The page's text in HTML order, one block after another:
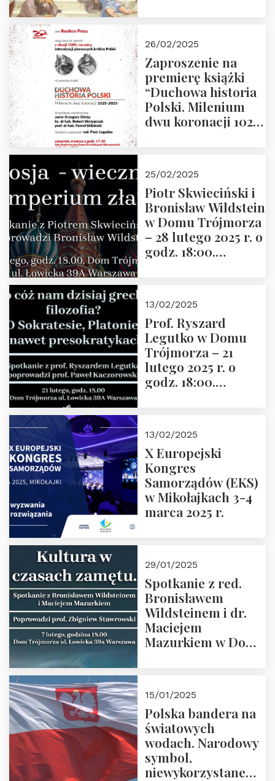
26/02/2025
Zaproszenie na
premierę książki
“Duchowa historia
Polski. Milenium
dwu koronacji 1025-
2025 r. godz. 17:30,
DAW ul. Miodowa
17/19
25/02/2025
Piotr Skwieciński i
Bronisław Wildstein
w Domu Trójmorza
– 28 lutego 2025 r. o
godz. 18:00.
13/02/2025
Prof. Ryszard
Legutko w Domu
Trójmorza – 21
lutego 2025 r. o
godz. 18:00.
Zapraszamy
13/02/2025
X Europejski
Kongres
Samorządów (EKS)
w Mikołajkach 3-4
marca 2025 r.
29/01/2025
Spotkanie z red.
Bronisławem
Wildsteinem i dr.
Maciejem
Mazurkiem w Domu
Prowadzi prof.
Zbigniew
Stawrowski
15/01/2025
Polska bandera na
światowych
wodach. Narodowy
symbol,
niewykorzystane